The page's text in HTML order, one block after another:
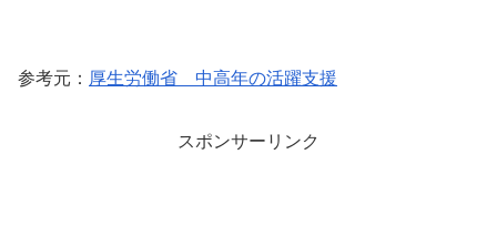
参考元： 厚生労働省 中高年の活躍支援
スポンサーリンク